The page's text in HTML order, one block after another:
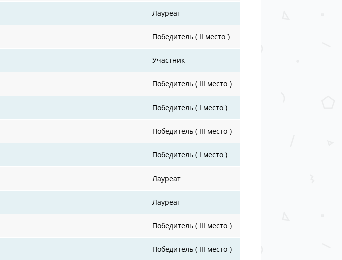
Лауреат
Победитель ( II место )
Участник
Победитель ( III место )
Победитель ( I место )
Победитель ( III место )
Победитель ( I место )
Лауреат
Лауреат
Победитель ( III место )
Победитель ( III место )